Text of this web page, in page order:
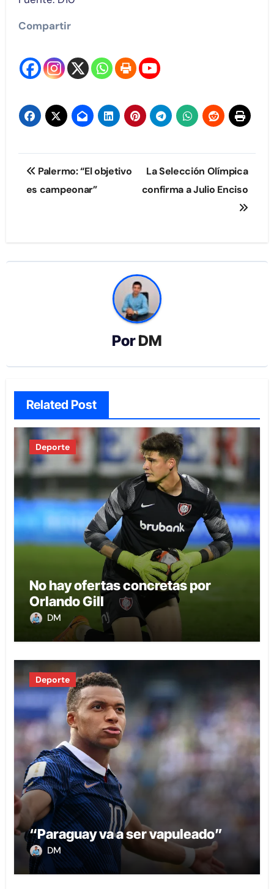
Compartir
Navegación
de
Palermo: “El objetivo
es campeonar”
La Selección Olímpica
confirma a Julio Enciso
PorDM
Related Post
Deporte
No hay ofertas concretas por
Orlando Gill
DM
Deporte
“Paraguay va a ser vapuleado”
DM